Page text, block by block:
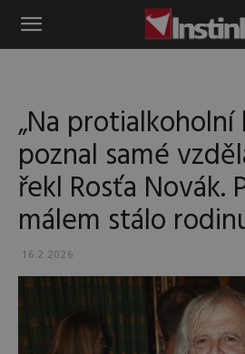
Instinkt
„Na
poznal samé
řekl Rosťa Novák.
málem stálo
16.2.2026